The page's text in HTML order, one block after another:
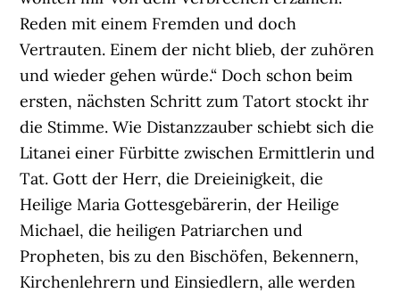
Reden mit einem Fremden und doch
Vertrauten. Einem der nicht blieb, der zuhören
und wieder gehen würde.“ Doch schon beim
ersten, nächsten Schritt zum Tatort stockt ihr
die Stimme. Wie Distanzzauber schiebt sich die
Litanei einer Fürbitte zwischen Ermittlerin und
Tat. Gott der Herr, die Dreieinigkeit, die
Heilige Maria Gottesgebärerin, der Heilige
Michael, die heiligen Patriarchen und
Propheten, bis zu den Bischöfen, Bekennern,
Kirchenlehrern und Einsiedlern, alle werden